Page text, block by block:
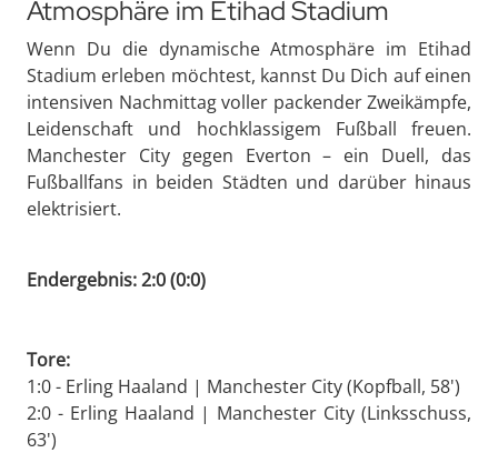
Atmosphäre im Etihad Stadium
Wenn Du die dynamische Atmosphäre im Etihad
Stadium erleben möchtest, kannst Du Dich auf einen
intensiven Nachmittag voller packender Zweikämpfe,
Leidenschaft und hochklassigem Fußball freuen.
Manchester City gegen Everton – ein Duell, das
Fußballfans in beiden Städten und darüber hinaus
elektrisiert.
Endergebnis: 2:0 (0:0)
Tore:
1:0 - Erling Haaland | Manchester City (Kopfball, 58')
2:0 - Erling Haaland | Manchester City (Linksschuss,
63')